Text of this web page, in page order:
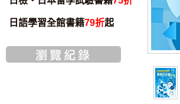
日語學習全館書籍79折起